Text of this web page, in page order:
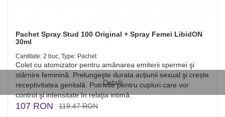
Detalii
Pachet Spray Stud 100 Original + Spray Femei LibidON
30ml
Cantitate: 2 buc, Type: Pachet
Colet cu atomizator pentru amânarea emiterii spermei şi
stârnire feminină. Prelungeşte durata acțiunii sexual şi crește
receptivitatea genitală. Potrivite pentru cupluri care vor
control şi intensitate în relaţia intimă.
107 RON 119.47 RON